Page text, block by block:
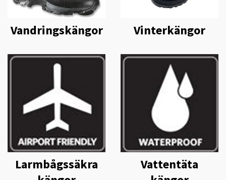
Vandringskängor Vinterkängor
Larmbågssäkra
Vattentäta